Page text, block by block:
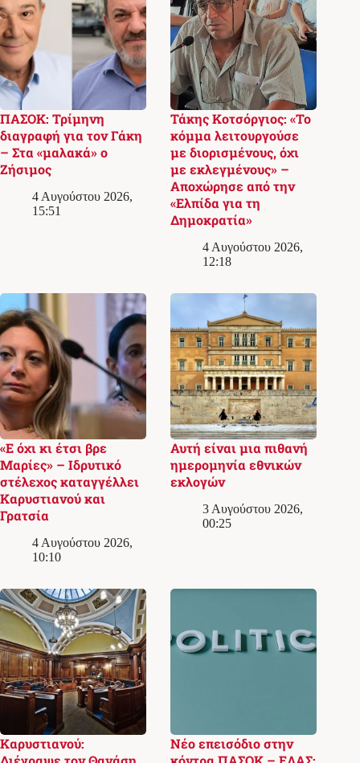
ΠΑΣΟΚ: Τρίμηνη
διαγραφή για τον Γάκη
– Στα «μαλακά» ο
Ζήσιμος
4 Αυγούστου 2026,
15:51
Τάκης Κοτσόργιος: «Το
κόμμα λειτουργούσε
με διορισμένους, όχι
με εκλεγμένους» –
Αποχώρησε από την
«Ελπίδα για τη
Δημοκρατία»
4 Αυγούστου 2026,
12:18
«Ε όχι κι έτσι βρε
Μαρίες» – Ιδρυτικό
στέλεχος καταγγέλλει
Καρυστιανού και
Γρατσία
4 Αυγούστου 2026,
10:10
Αυτή είναι μια πιθανή
ημερομηνία εθνικών
εκλογών
3 Αυγούστου 2026,
00:25
Καρυστιανού:
Νέο επεισόδιο στην